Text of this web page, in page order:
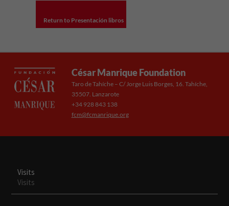
Return to Presentación libros
César Manrique Foundation
Taro de Tahíche – C/ Jorge Luis Borges, 16. Tahíche,
35507. Lanzarote
+34 928 843 138
fcm@fcmanrique.org
Visits
Visits